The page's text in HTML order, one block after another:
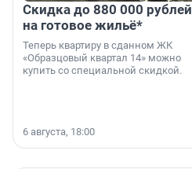
Скидка до 880 000 рублей
на готовое жильё*
Теперь квартиру в сданном ЖК
«Образцовый квартал 14» можно
купить со специальной скидкой.
6 августа, 18:00